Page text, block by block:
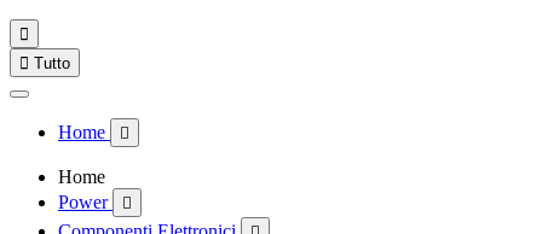

 Tutto
Home 
Home
Power
